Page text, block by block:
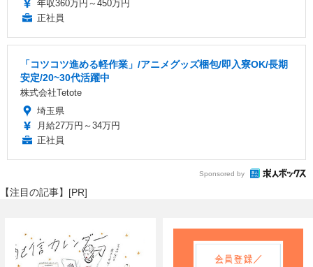
年収360万円～450万円
正社員
「コツコツ進める軽作業」/アニメグッズ梱包/即入寮OK/長期
安定/20~30代活躍中
株式会社Tetote
埼玉県
月給27万円～34万円
正社員
Sponsored by
【注目の記事】[PR]